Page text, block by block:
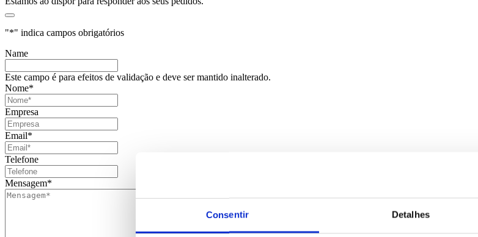
Consentir Detalhes
"*" indica campos obrigatórios
Name
Este campo é para efeitos de validação e deve ser mantido inalterado.
Nome*
Empresa
Email*
Telefone
Mensagem*